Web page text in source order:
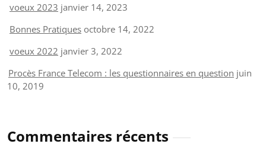
voeux 2023 janvier 14, 2023
Bonnes Pratiques octobre 14, 2022
voeux 2022 janvier 3, 2022
Procès France Telecom : les questionnaires en question juin
10, 2019
Commentaires récents